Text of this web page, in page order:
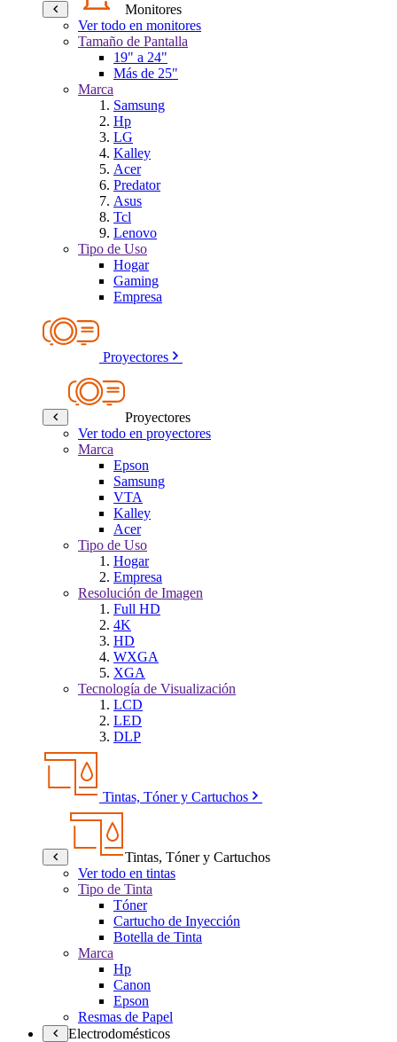
Monitores
Ver todo en monitores
Tamaño de Pantalla
19" a 24"
Más de 25"
Marca
Samsung
Hp
LG
Kalley
Acer
Predator
Asus
Tcl
Lenovo
Tipo de Uso
Hogar
Gaming
Empresa
Proyectores
Proyectores
Ver todo en proyectores
Marca
Epson
Samsung
VTA
Kalley
Acer
Tipo de Uso
Hogar
Empresa
Resolución de Imagen
Full HD
4K
HD
WXGA
XGA
Tecnología de Visualización
LCD
LED
DLP
Tintas, Tóner y Cartuchos
Tintas, Tóner y Cartuchos
Ver todo en tintas
Tipo de Tinta
Tóner
Cartucho de Inyección
Botella de Tinta
Marca
Hp
Canon
Epson
Resmas de Papel
Electrodomésticos